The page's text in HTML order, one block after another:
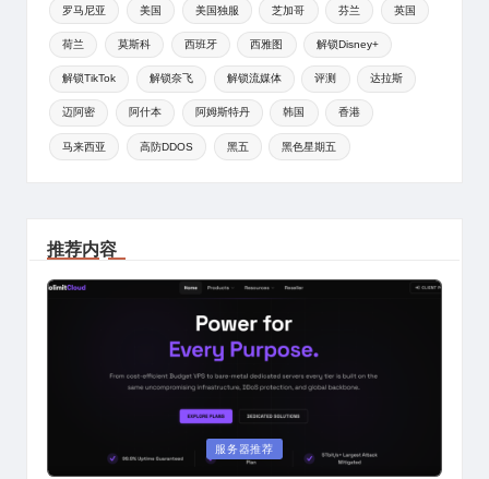
罗马尼亚 美国 美国独服 芝加哥 芬兰 英国
荷兰 莫斯科 西班牙 西雅图 解锁Disney+
解锁TikTok 解锁奈飞 解锁流媒体 评测 达拉斯
迈阿密 阿什本 阿姆斯特丹 韩国 香港
马来西亚 高防DDOS 黑五 黑色星期五
推荐内容
服务器推荐